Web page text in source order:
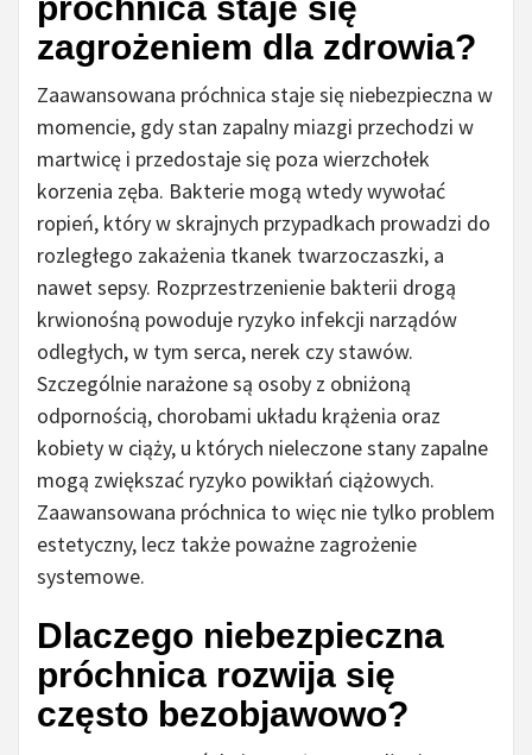
zagrożeniem dla zdrowia?
Zaawansowana próchnica staje się niebezpieczna w
momencie, gdy stan zapalny miazgi przechodzi w
martwicę i przedostaje się poza wierzchołek
korzenia zęba. Bakterie mogą wtedy wywołać
ropień, który w skrajnych przypadkach prowadzi do
rozległego zakażenia tkanek twarzoczaszki, a
nawet sepsy. Rozprzestrzenienie bakterii drogą
krwionośną powoduje ryzyko infekcji narządów
odległych, w tym serca, nerek czy stawów.
Szczególnie narażone są osoby z obniżoną
odpornością, chorobami układu krążenia oraz
kobiety w ciąży, u których nieleczone stany zapalne
mogą zwiększać ryzyko powikłań ciążowych.
Zaawansowana próchnica to więc nie tylko problem
estetyczny, lecz także poważne zagrożenie
systemowe.
Dlaczego niebezpieczna
próchnica rozwija się
często bezobjawowo?